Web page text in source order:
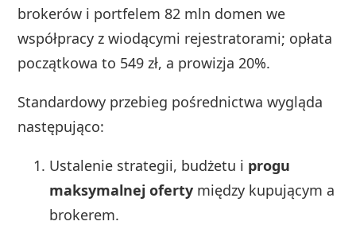
brokerów i portfelem 82 mln domen we
współpracy z wiodącymi rejestratorami; opłata
początkowa to 549 zł, a prowizja 20%.
Standardowy przebieg pośrednictwa wygląda
następująco:
Ustalenie strategii, budżetu i progu
maksymalnej oferty między kupującym a
brokerem.